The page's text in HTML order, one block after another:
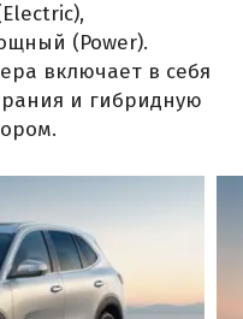
(Power).
включает в себя
и гибридную